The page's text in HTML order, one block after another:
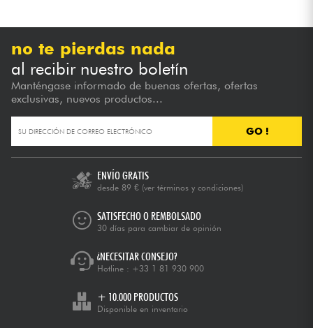
no te pierdas nada
al recibir nuestro boletín
Manténgase informado de buenas ofertas, ofertas
exclusivas, nuevos productos...
GO !
ENVÍO GRATIS
desde 89 € (ver términos y condiciones)
SATISFECHO O REMBOLSADO
30 días para cambiar de opinión
¿NECESITAR CONSEJO?
Hotline : +33 1 81 930 900
+ 10.000 PRODUCTOS
Disponible en inventario